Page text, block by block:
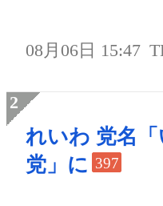
08月06日 15:47
れいわ 党名
党」に 397